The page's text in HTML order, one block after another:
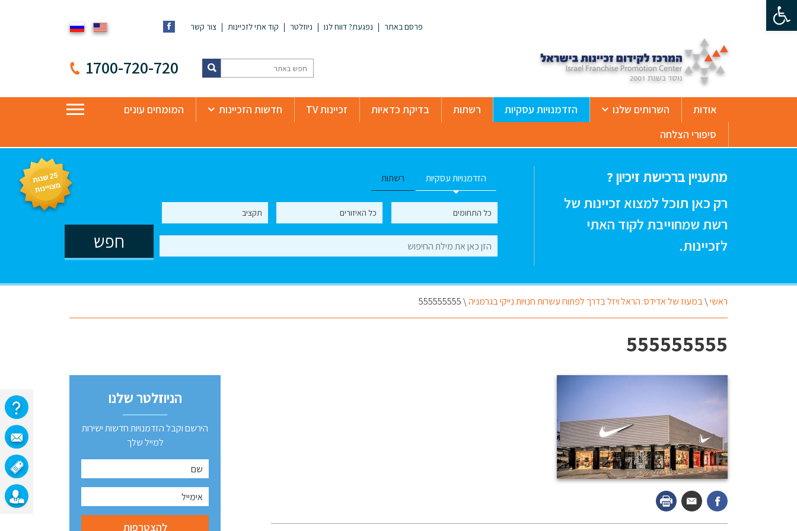
פתח סרגל נגישות
פרסם באתר נפגעת? דווח לנו ניוזלטר קוד אתי לזכיינות צור קשר
1700-720-720
אודות השרותים שלנו הזדמנויות עסקיות רשתות בדיקת כדאיות זכיינות TV חדשות הזכיינות
המומחים עונים
סיפורי הצלחה
מתעניין ברכישת זיכיון ?
רק כאן תוכל למצוא זכיינות של
רשת שמחוייבת לקוד האתי
לזכיינות.
הזדמנויות עסקיות רשתות
ראשי\במעוז של אדידס: הראל ויזל בדרך לפתוח עשרות חנויות נייקי בגרמניה\
555555555
555555555
הניוזלטר שלנו
הירשם וקבל הזדמנויות חדשות ישירות
למייל שלך